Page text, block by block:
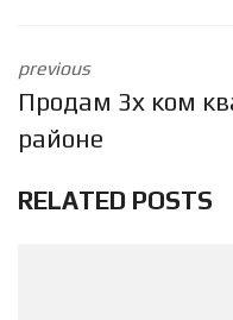
previous
Продам 3х ком
районе
RELATED POSTS